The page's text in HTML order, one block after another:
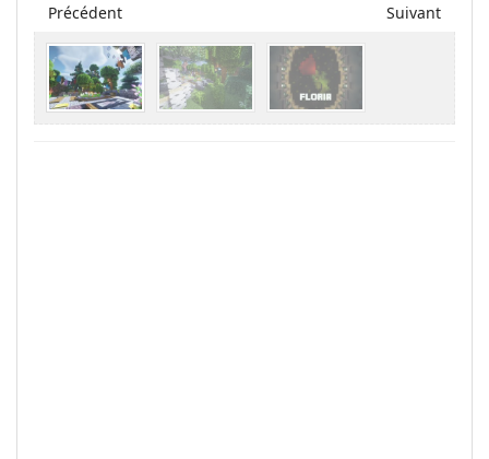
Précédent Suivant